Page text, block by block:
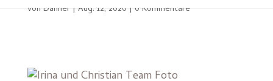
vonDanner|Aug. 12, 2020|0 Kommentare